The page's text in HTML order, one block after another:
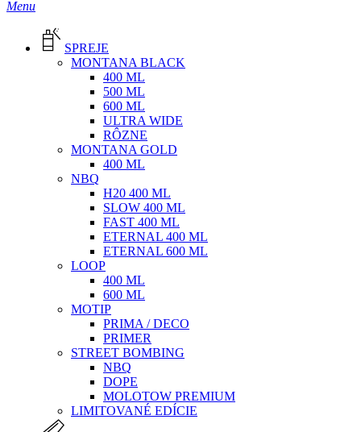
Menu
SPREJE
MONTANA BLACK
400 ML
500 ML
600 ML
ULTRA WIDE
RÔZNE
MONTANA GOLD
400 ML
NBQ
H20 400 ML
SLOW 400 ML
FAST 400 ML
ETERNAL 400 ML
ETERNAL 600 ML
LOOP
400 ML
600 ML
MOTIP
PRIMA / DECO
PRIMER
STREET BOMBING
NBQ
DOPE
MOLOTOW PREMIUM
LIMITOVANÉ EDÍCIE